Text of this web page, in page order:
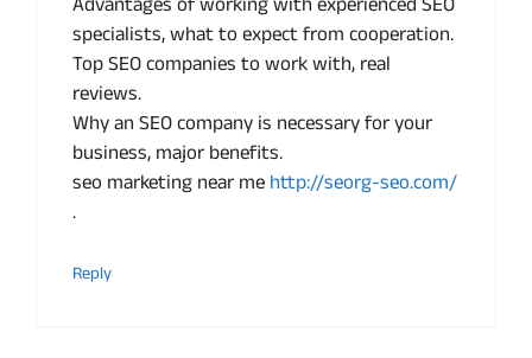
Advantages of working with experienced SEO
specialists, what to expect from cooperation.
Top SEO companies to work with, real
reviews.
Why an SEO company is necessary for your
business, major benefits.
seo marketing near mehttp://seorg-seo.com/
.
Reply